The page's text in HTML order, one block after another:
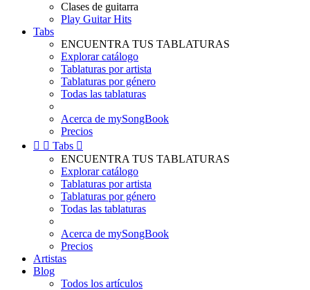
Clases de guitarra
Play Guitar Hits
Tabs
ENCUENTRA TUS TABLATURAS
Explorar catálogo
Tablaturas por artista
Tablaturas por género
Todas las tablaturas
Acerca de mySongBook
Precios
  Tabs 
ENCUENTRA TUS TABLATURAS
Explorar catálogo
Tablaturas por artista
Tablaturas por género
Todas las tablaturas
Acerca de mySongBook
Precios
Artistas
Blog
Todos los artículos